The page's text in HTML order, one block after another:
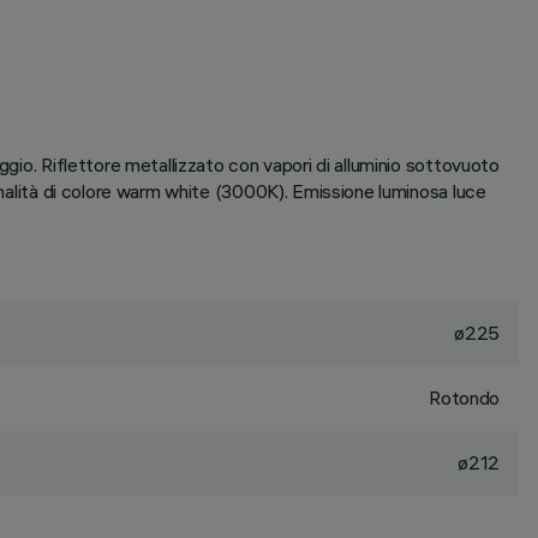
Riflettore metallizzato con vapori di alluminio sottovuoto
di colore warm white (3000K). Emissione luminosa luce
ø225
Rotondo
ø212